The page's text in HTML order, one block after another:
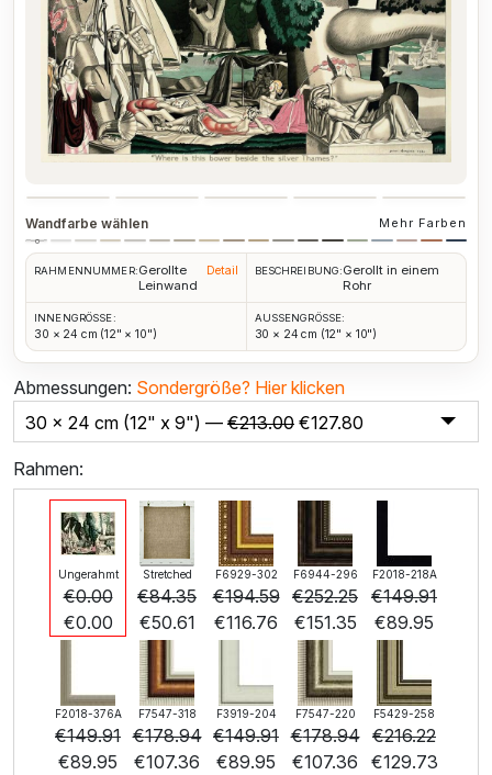
Wandfarbe wählen Mehr Farben
RAHMENNUMMER:Gerollte
Leinwand
Detail BESCHREIBUNG:Gerollt in einem
Rohr
INNENGRÖSSE:
30 × 24 cm (12" × 10")
AUSSENGRÖSSE:
30 × 24 cm (12" × 10")
Abmessungen: Sondergröße? Hier klicken
30 x 24 cm (12" x 9") — €213.00 €127.80
Rahmen:
Ungerahmt
€0.00
€0.00
Stretched
€84.35
€50.61
F6929-302
€194.59
€116.76
F6944-296
€252.25
€151.35
F2018-218A
€149.91
€89.95
F2018-376A
€149.91
€89.95
F7547-318
€178.94
€107.36
F3919-204
€149.91
€89.95
F7547-220
€178.94
€107.36
F5429-258
€216.22
€129.73